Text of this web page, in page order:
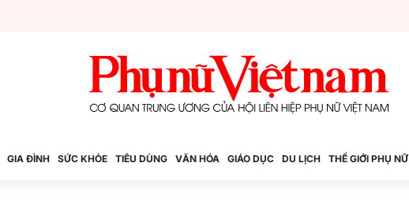
GIA ĐÌNH SỨC KHỎE TIÊU DÙNG VĂN HÓA GIÁO DỤC DU LỊCH THẾ GIỚI PHỤ NỮ